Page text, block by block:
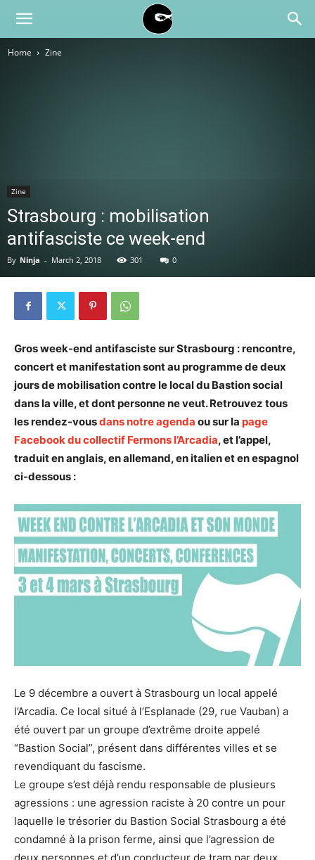
BLACK
Home Zine
Zine
Strasbourg : mobilisation
antifasciste ce week-end
By Ninja - March 2, 2018 301 0
Gros week-end antifasciste sur Strasbourg : rencontre,
concert et manifestation sont au programme de deux
jours de mobilisation contre le local du Bastion social
dans la ville, et dont personne ne veut. Retrouvez tous
les rendez-vousdans notre agenda ou sur la page
Facebook du collectif Fermons l’Arcadia, et l’appel,
traduit en anglais, en allemand, en italien et en espagnol
ci-dessous :
Le 9 décembre a ouvert à Strasbourg un local appelé
l’Arcadia. Ce local situé à l’Esplanade (29, rue Vauban) a
été ouvert par un groupe d’extrême droite appelé
“Bastion Social”, présent dans différentes villes et se
revendiquant du fascisme.
Le groupe s’est déjà rendu responsable de plusieurs
agressions : une agression raciste à 20 contre un pour
laquelle le trésorier du Bastion Social Strasbourg a été
condamné à la prison ferme, ainsi que l’agression de